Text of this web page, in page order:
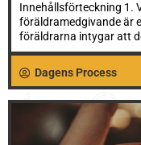
Innehållsförteckning 1.
föräldramedgivande är
föräldrarna intygar att
Dagens Process